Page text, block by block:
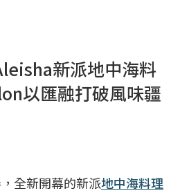
新派地中海料
以匯融打破風味疆
全新開幕的新派地中海料理